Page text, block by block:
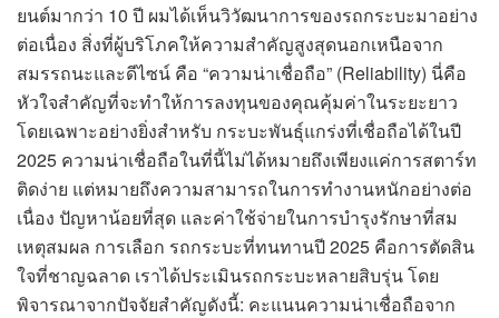
ยนต์มากว่า 10 ปี ผมได้เห็นวิวัฒนาการของรถกระบะมาอย่าง
ต่อเนื่อง สิ่งที่ผู้บริโภคให้ความสำคัญสูงสุดนอกเหนือจาก
สมรรถนะและดีไซน์ คือ “ความน่าเชื่อถือ” (Reliability) นี่คือ
หัวใจสำคัญที่จะทำให้การลงทุนของคุณคุ้มค่าในระยะยาว
โดยเฉพาะอย่างยิ่งสำหรับ กระบะพันธุ์แกร่งที่เชื่อถือได้ในปี
2025 ความน่าเชื่อถือในที่นี้ไม่ได้หมายถึงเพียงแค่การสตาร์ท
ติดง่าย แต่หมายถึงความสามารถในการทำงานหนักอย่างต่อ
เนื่อง ปัญหาน้อยที่สุด และค่าใช้จ่ายในการบำรุงรักษาที่สม
เหตุสมผล การเลือก รถกระบะที่ทนทานปี 2025 คือการตัดสิน
ใจที่ชาญฉลาด เราได้ประเมินรถกระบะหลายสิบรุ่น โดย
พิจารณาจากปัจจัยสำคัญดังนี้: คะแนนความน่าเชื่อถือจาก